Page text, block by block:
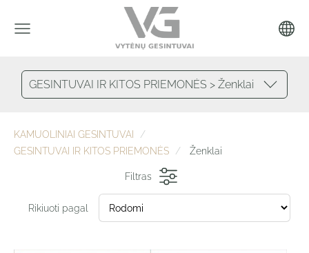
GESINTUVAI IR KITOS PRIEMONĖS > Ženklai
KAMUOLINIAI GESINTUVAI
GESINTUVAI IR KITOS PRIEMONĖS
Ženklai
Filtras
Rikiuoti pagal